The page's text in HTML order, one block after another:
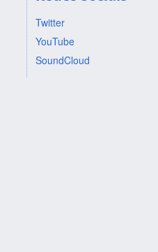
Twitter
YouTube
SoundCloud